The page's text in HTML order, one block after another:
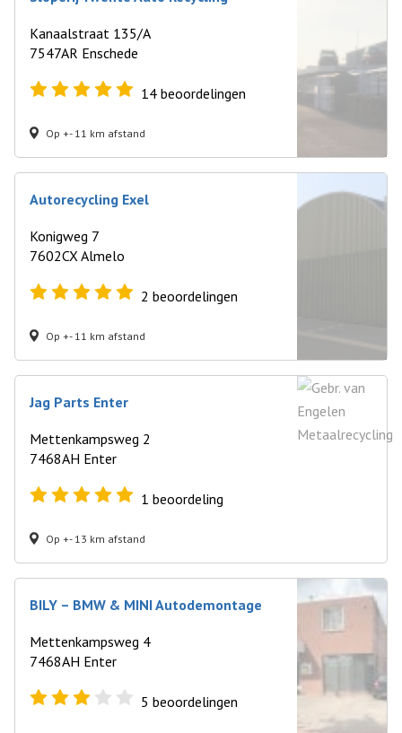
Kanaalstraat 135/A
7547AR Enschede
14 beoordelingen
Op +- 11 km afstand
Autorecycling Exel
Konigweg 7
7602CX Almelo
2 beoordelingen
Op +- 11 km afstand
Jag Parts Enter
Mettenkampsweg 2
7468AH Enter
1 beoordeling
Op +- 13 km afstand
BILY – BMW & MINI Autodemontage
Mettenkampsweg 4
7468AH Enter
5 beoordelingen